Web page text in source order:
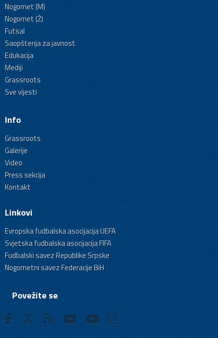
Nogomet (M)
Nogomet (Ž)
Futsal
Saopštenja za javnost
Edukacija
Mediji
Grassroots
Sve vijesti
Info
Grassroots
Galerije
Video
Press sekcija
Kontakt
Linkovi
Evropska fudbalska asocijacija UEFA
Svjetska fudbalska asocijacija FIFA
Fudbalski savez Republike Srpske
Nogometni savez Federacije BiH
Povežite se